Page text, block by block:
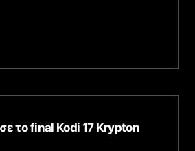
το final Kodi 17 Krypton